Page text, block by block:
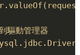
驅動管理器